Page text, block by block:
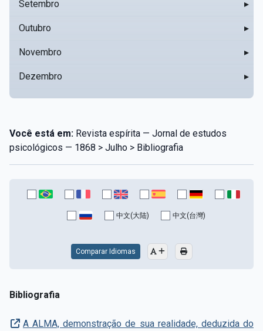
Setembro ▸
Outubro ▸
Novembro ▸
Dezembro ▸
Você está em: Revista espírita — Jornal de estudos
psicológicos — 1868 > Julho > Bibliografia
中文(大陆) 中文(台灣)
Comparar Idiomas
Bibliografia
A ALMA, demonstração de sua realidade, deduzida do